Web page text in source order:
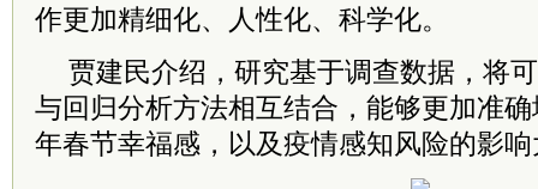
作更加精细化、人性化、科学化。
贾建民介绍，研究基于调查数据，将
与回归分析方法相互结合，能够更加准
年春节幸福感，以及疫情感知风险的影